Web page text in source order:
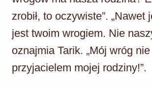
zrobił, to oczywiste”. „Nawet
jest twoim wrogiem. Nie
oznajmia Tarik. „Mój wróg
przyjacielem mojej rodziny!”.